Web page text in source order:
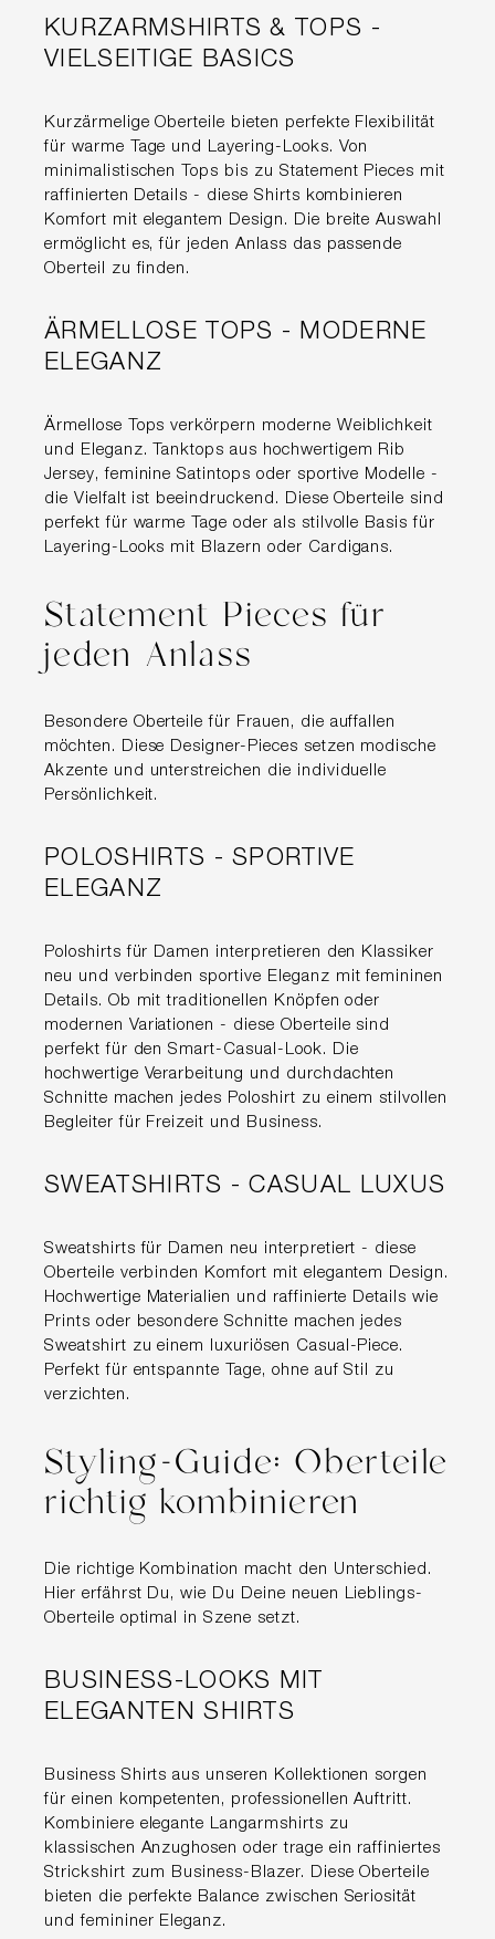
KURZARMSHIRTS & TOPS -
VIELSEITIGE BASICS
Kurzärmelige Oberteile bieten perfekte Flexibilität
für warme Tage und Layering-Looks. Von
minimalistischen Tops bis zu Statement Pieces mit
raffinierten Details - diese Shirts kombinieren
Komfort mit elegantem Design. Die breite Auswahl
ermöglicht es, für jeden Anlass das passende
Oberteil zu finden.
ÄRMELLOSE TOPS - MODERNE
ELEGANZ
Ärmellose Tops verkörpern moderne Weiblichkeit
und Eleganz. Tanktops aus hochwertigem Rib
Jersey, feminine Satintops oder sportive Modelle -
die Vielfalt ist beeindruckend. Diese Oberteile sind
perfekt für warme Tage oder als stilvolle Basis für
Layering-Looks mit Blazern oder Cardigans.
Statement Pieces für
jeden Anlass
Besondere Oberteile für Frauen, die auffallen
möchten. Diese Designer-Pieces setzen modische
Akzente und unterstreichen die individuelle
Persönlichkeit.
POLOSHIRTS - SPORTIVE
ELEGANZ
Poloshirts für Damen interpretieren den Klassiker
neu und verbinden sportive Eleganz mit femininen
Details. Ob mit traditionellen Knöpfen oder
modernen Variationen - diese Oberteile sind
perfekt für den Smart-Casual-Look. Die
hochwertige Verarbeitung und durchdachten
Schnitte machen jedes Poloshirt zu einem stilvollen
Begleiter für Freizeit und Business.
SWEATSHIRTS - CASUAL LUXUS
Sweatshirts für Damen neu interpretiert - diese
Oberteile verbinden Komfort mit elegantem Design.
Hochwertige Materialien und raffinierte Details wie
Prints oder besondere Schnitte machen jedes
Sweatshirt zu einem luxuriösen Casual-Piece.
Perfekt für entspannte Tage, ohne auf Stil zu
verzichten.
Styling-Guide: Oberteile
richtig kombinieren
Die richtige Kombination macht den Unterschied.
Hier erfährst Du, wie Du Deine neuen Lieblings-
Oberteile optimal in Szene setzt.
BUSINESS-LOOKS MIT
ELEGANTEN SHIRTS
Business Shirts aus unseren Kollektionen sorgen
für einen kompetenten, professionellen Auftritt.
Kombiniere elegante Langarmshirts zu
klassischen Anzughosen oder trage ein raffiniertes
Strickshirt zum Business-Blazer. Diese Oberteile
bieten die perfekte Balance zwischen Seriosität
und femininer Eleganz.